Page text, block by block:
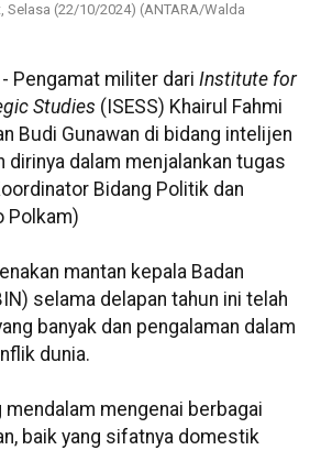
Selasa (22/10/2024) (ANTARA/Walda
Pengamat militer dari Institute for
Studies (ISESS) Khairul Fahmi
Budi Gunawan di bidang intelijen
dirinya dalam menjalankan tugas
Bidang Politik dan
Polkam)
mantan kepala Badan
selama delapan tahun ini telah
banyak dan pengalaman dalam
dunia.
mendalam mengenai berbagai
baik yang sifatnya domestik